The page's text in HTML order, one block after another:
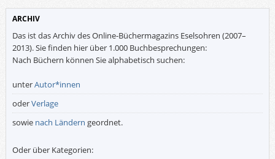
ARCHIV
Das ist das Archiv des Online-Büchermagazins Eselsohren (2007–
2013). Sie finden hier über 1.000 Buchbesprechungen:
Nach Büchern können Sie alphabetisch suchen:
unterAutor*innen
oderVerlage
sowie nach Ländern geordnet.
Oder über Kategorien: